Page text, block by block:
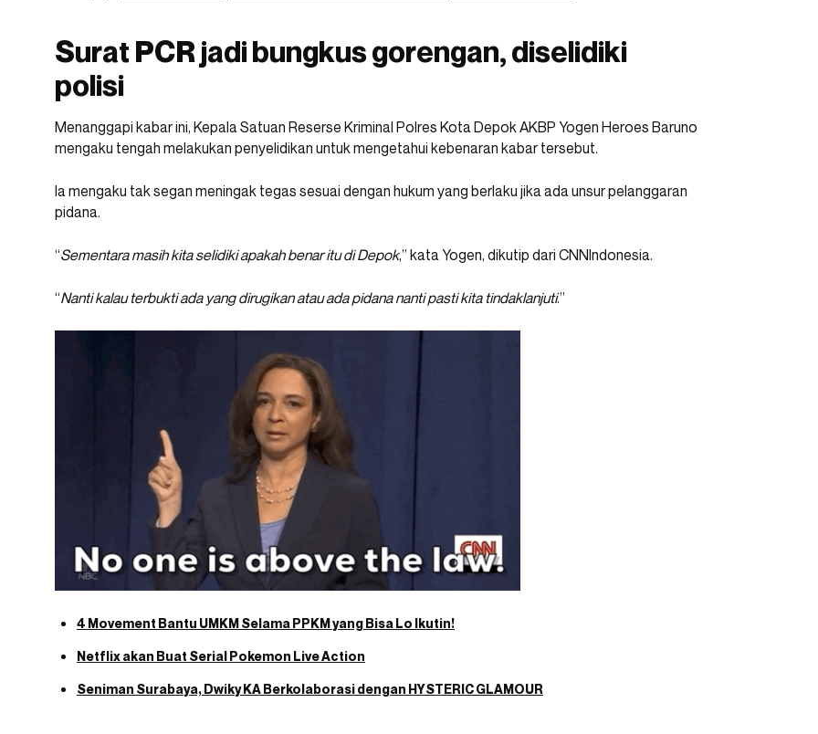
Surat PCR jadi bungkus gorengan, diselidiki
polisi
Menanggapi kabar ini, Kepala Satuan Reserse Kriminal Polres Kota Depok AKBP Yogen Heroes Baruno
mengaku tengah melakukan penyelidikan untuk mengetahui kebenaran kabar tersebut.
Ia mengaku tak segan meningak tegas sesuai dengan hukum yang berlaku jika ada unsur pelanggaran
pidana.
“Sementara masih kita selidiki apakah benar itu di Depok,” kata Yogen, dikutip dari CNNIndonesia.
“Nanti kalau terbukti ada yang dirugikan atau ada pidana nanti pasti kita tindaklanjuti.”
4 Movement Bantu UMKM Selama PPKM yang Bisa Lo Ikutin!
Netflix akan Buat Serial Pokemon Live Action
Seniman Surabaya, Dwiky KA Berkolaborasi dengan HYSTERIC GLAMOUR